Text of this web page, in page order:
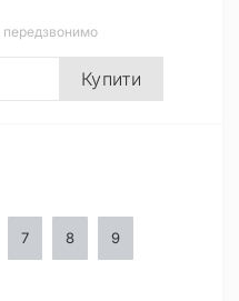
передзвонимо
Купити
7 8 9